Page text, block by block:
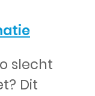
slecht
Dit